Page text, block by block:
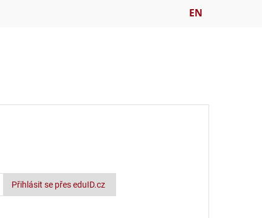
EN
Přihlásit se přes eduID.cz